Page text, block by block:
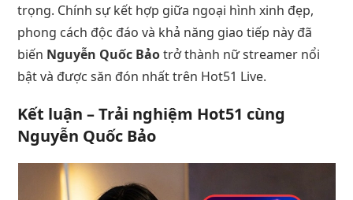
trọng. Chính sự kết hợp giữa ngoại hình xinh đẹp,
phong cách độc đáo và khả năng giao tiếp này đã
biến Nguyễn Quốc Bảotrở thành nữ streamer nổi
bật và được săn đón nhất trên Hot51 Live.
Kết luận – Trải nghiệm Hot51 cùng
Nguyễn Quốc Bảo